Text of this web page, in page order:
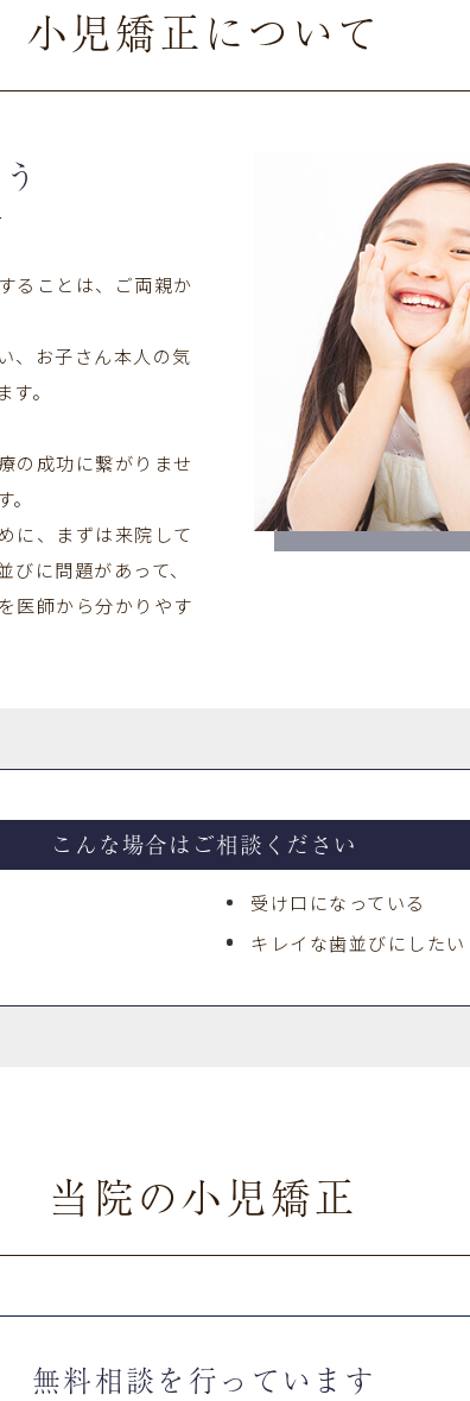
小児矯正について
ることは、ご両親か
、お子さん本人の気
。
の成功に繋がりませ
に、まずは来院して
に問題があって、
医師から分かりやす
こんな場合はご相談ください
受け口になっている
キレイな歯並びにしたい
当院の小児矯正
無料相談を行っています